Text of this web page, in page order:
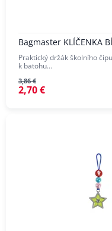
Bagmaster KLÍČENKA
Praktický držák školního
k batohu…
3,86 €
2,70 €